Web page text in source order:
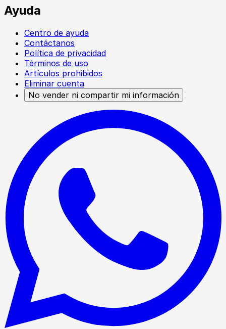
Ayuda
Centro de ayuda
Contáctanos
Política de privacidad
Términos de uso
Artículos prohibidos
Eliminar cuenta
No vender ni compartir mi información